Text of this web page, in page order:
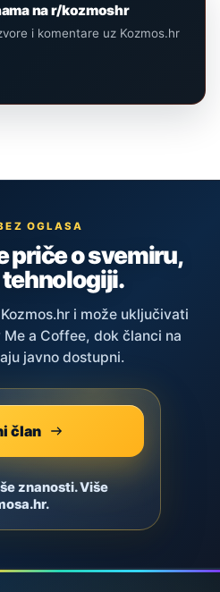
na r/kozmoshr
i komentare uz Kozmos.hr
OGLASA
priče o svemiru,
i može uključivati
a Coffee, dok članci na
javno dostupni.
član
znanosti. Više